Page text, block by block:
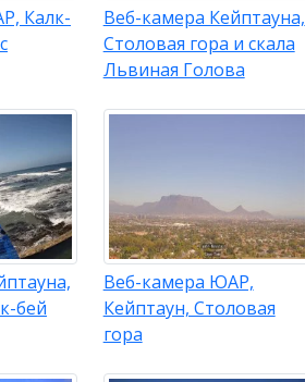
Калк-
Веб-камера Кейптауна,
Столовая гора и скала
Львиная Голова
бей
Веб-камера ЮАР,
Кейптаун, Столовая
гора